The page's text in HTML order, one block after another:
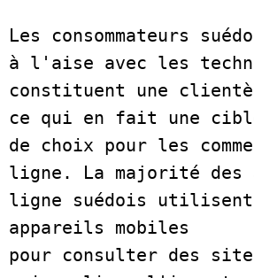
Les consommateurs
à l'aise avec les
constituent une
ce qui en fait une
de choix pour les
ligne. La majorité des
ligne suédois
appareils mobiles
pour consulter des